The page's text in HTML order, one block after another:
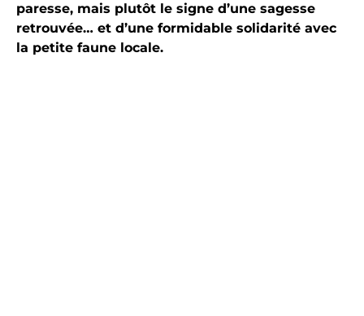
paresse, mais plutôt le signe d’une sagesse
retrouvée… et d’une formidable solidarité avec
la petite faune locale.